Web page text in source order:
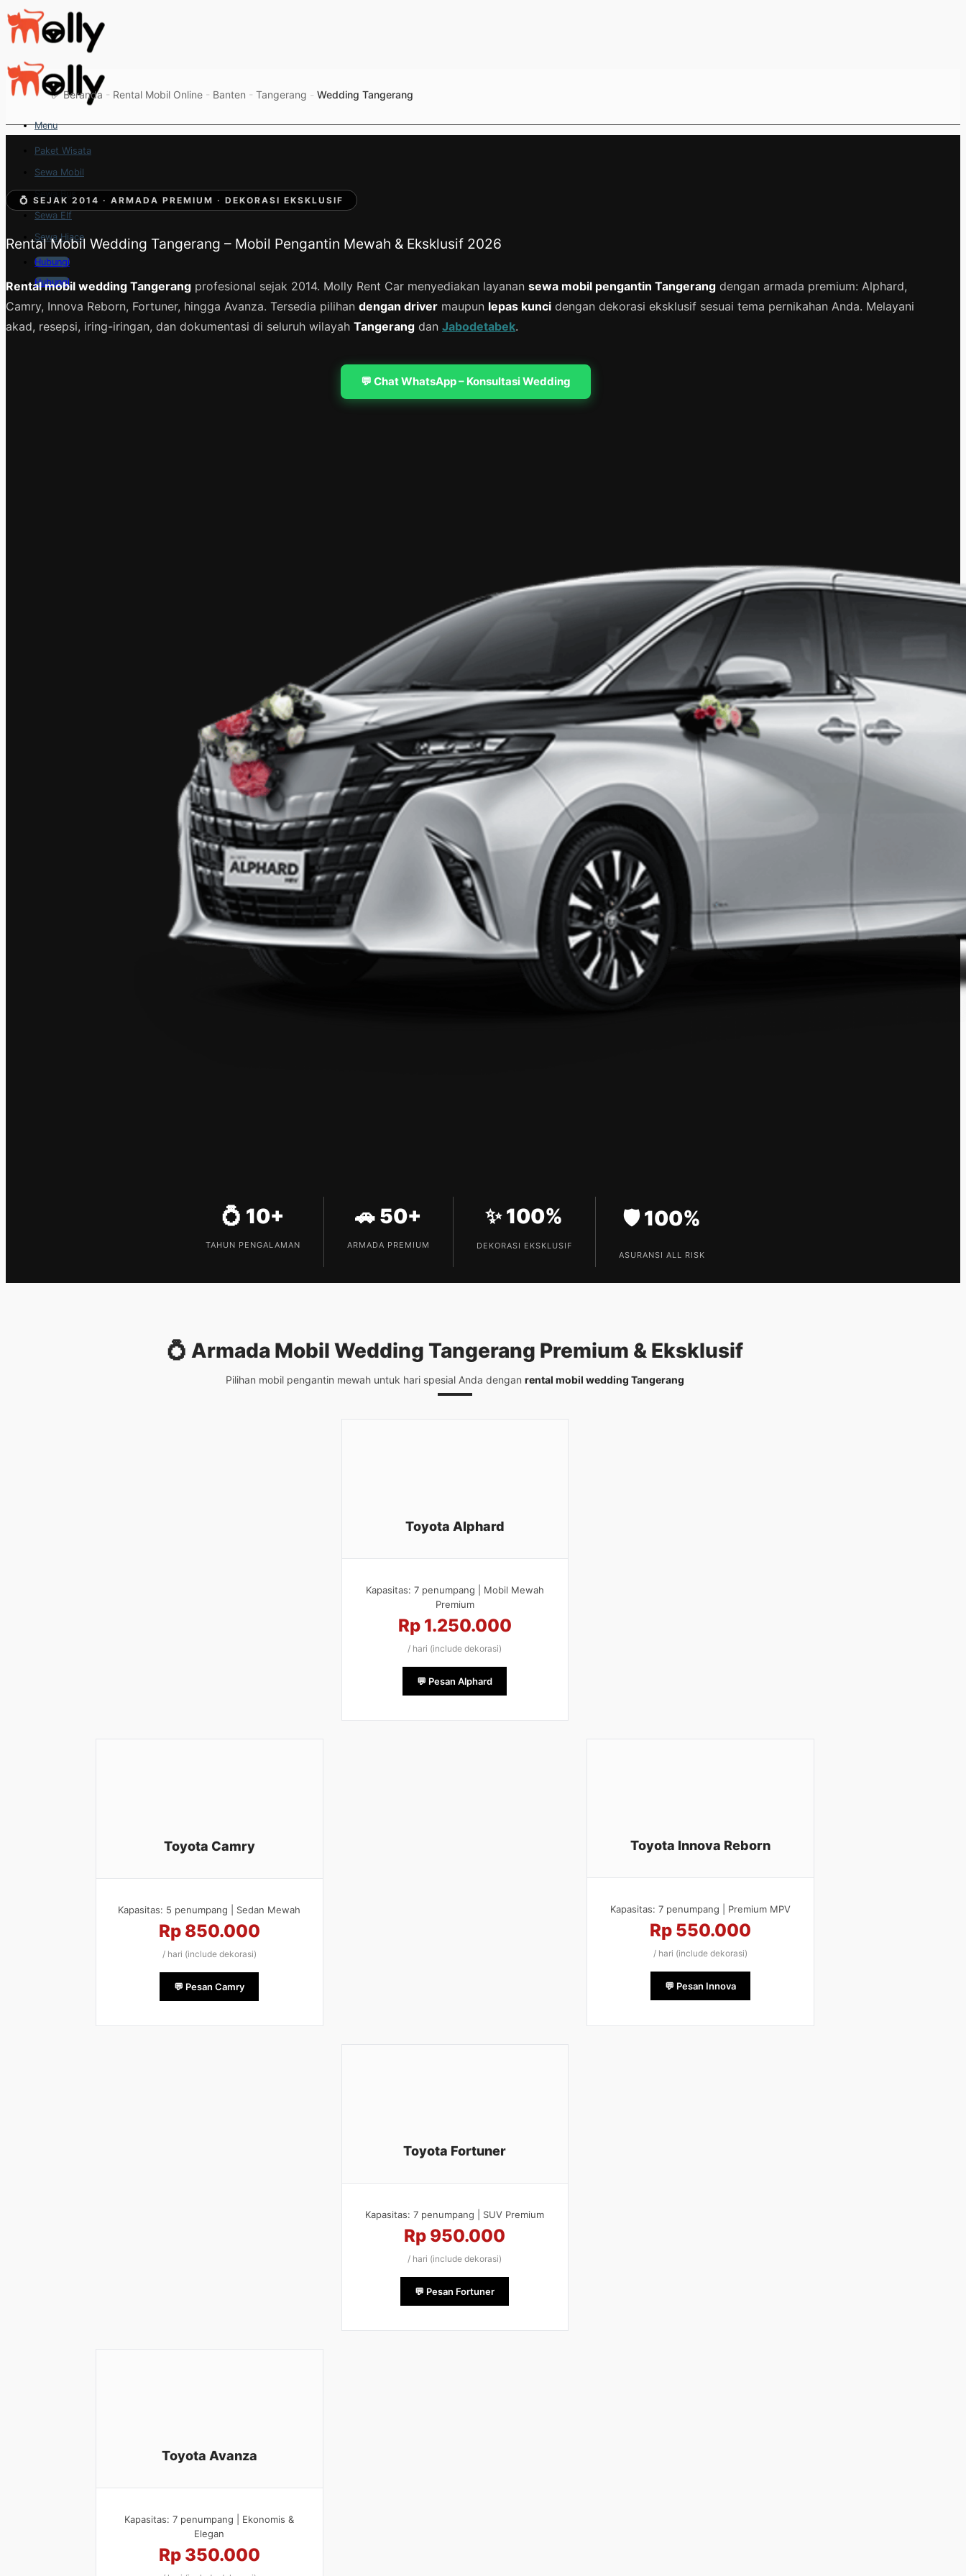
Skip
to
content
Menu
Paket Wisata
Sewa Mobil
Sewa Bus
Sewa Elf
Sewa Hiace
Hubungi
Hubungi
✅ Beranda - Rental Mobil Online - Banten - Tangerang - Wedding Tangerang
💍 SEJAK 2014 · ARMADA PREMIUM · DEKORASI EKSKLUSIF
Rental Mobil Wedding Tangerang – Mobil Pengantin Mewah & Eksklusif 2026
Rental mobil wedding Tangerang profesional sejak 2014. Molly Rent Car menyediakan layanan sewa mobil pengantin Tangerang dengan armada premium: Alphard,
Camry, Innova Reborn, Fortuner, hingga Avanza. Tersedia pilihan dengan driver maupun lepas kunci dengan dekorasi eksklusif sesuai tema pernikahan Anda. Melayani
akad, resepsi, iring-iringan, dan dokumentasi di seluruh wilayah Tangerang dan Jabodetabek.
💬 Chat WhatsApp – Konsultasi Wedding
💍 10+
TAHUN PENGALAMAN
🚗 50+
ARMADA PREMIUM
✨ 100%
DEKORASI EKSKLUSIF
🛡️ 100%
ASURANSI ALL RISK
💍 Armada Mobil Wedding Tangerang Premium & Eksklusif
Pilihan mobil pengantin mewah untuk hari spesial Anda dengan rental mobil wedding Tangerang
Toyota Alphard
Kapasitas: 7 penumpang | Mobil Mewah
Premium
Rp 1.250.000
/ hari (include dekorasi)
💬 Pesan Alphard
Toyota Camry
Kapasitas: 5 penumpang | Sedan Mewah
Rp 850.000
/ hari (include dekorasi)
💬 Pesan Camry
Toyota Innova Reborn
Kapasitas: 7 penumpang | Premium MPV
Rp 550.000
/ hari (include dekorasi)
💬 Pesan Innova
Toyota Fortuner
Kapasitas: 7 penumpang | SUV Premium
Rp 950.000
/ hari (include dekorasi)
💬 Pesan Fortuner
Toyota Avanza
Kapasitas: 7 penumpang | Ekonomis &
Elegan
Rp 350.000